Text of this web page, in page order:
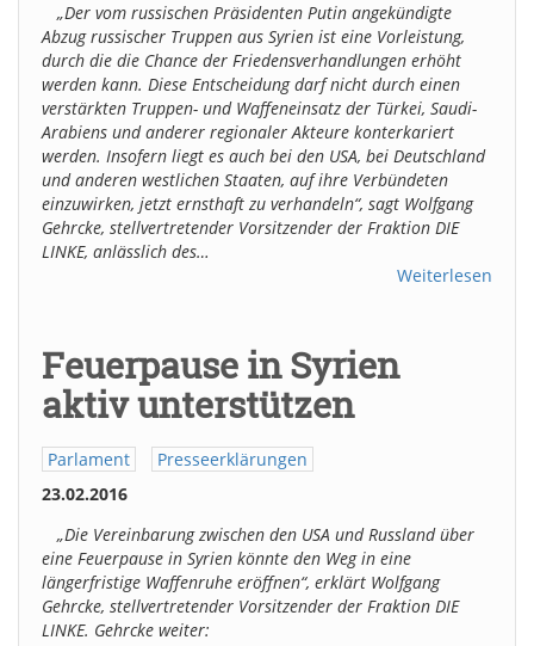
„Der vom russischen Präsidenten Putin angekündigte
Abzug russischer Truppen aus Syrien ist eine Vorleistung,
durch die die Chance der Friedensverhandlungen erhöht
werden kann. Diese Entscheidung darf nicht durch einen
verstärkten Truppen- und Waffeneinsatz der Türkei, Saudi-
Arabiens und anderer regionaler Akteure konterkariert
werden. Insofern liegt es auch bei den USA, bei Deutschland
und anderen westlichen Staaten, auf ihre Verbündeten
einzuwirken, jetzt ernsthaft zu verhandeln“, sagt Wolfgang
Gehrcke, stellvertretender Vorsitzender der Fraktion DIE
LINKE, anlässlich des…
Weiterlesen
Feuerpause in Syrien
aktiv unterstützen
Parlament
Presseerklärungen
23.02.2016
„Die Vereinbarung zwischen den USA und Russland über
eine Feuerpause in Syrien könnte den Weg in eine
längerfristige Waffenruhe eröffnen“, erklärt Wolfgang
Gehrcke, stellvertretender Vorsitzender der Fraktion DIE
LINKE. Gehrcke weiter: